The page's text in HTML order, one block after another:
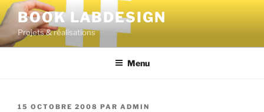
BOOK LABDESIGN
Projets & réalisations
Menu
15 OCTOBRE 2008 PAR ADMIN